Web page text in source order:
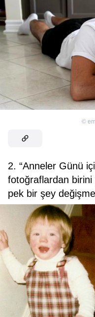
©
2. “Anneler Günü
fotoğraflardan birini
pek bir şey